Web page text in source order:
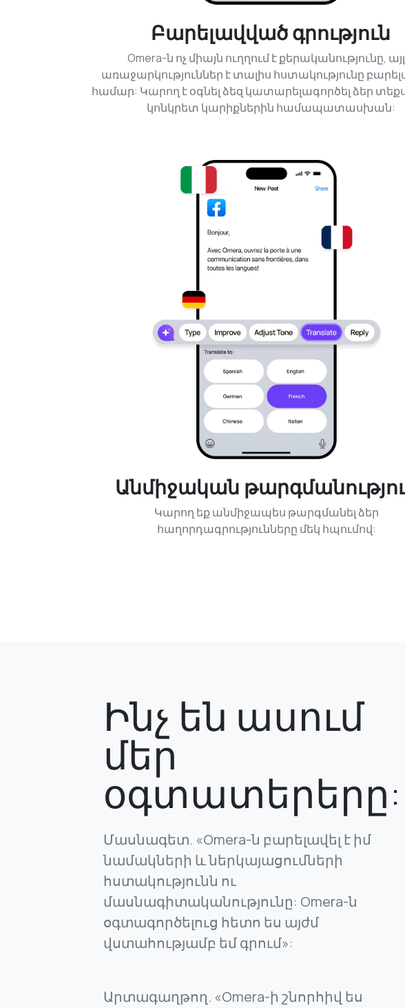
Բարելավված գրություն
Omera-ն ոչ միայն ուղղում է քերականությունը,
առաջարկություններ է տալիս հստակությունը
համար: Կարող է օգնել ձեզ կատարելագործել ձեր
կոնկրետ կարիքներին համապատասխան:
Անմիջական
Կարող եք անմիջապես թարգմանել ձեր
հաղորդագրությունները մեկ հպումով:
Ինչ են ասում
մեր
օգտատերերը:
Մասնագետ. «Omera-ն բարելավել է իմ
նամակների և ներկայացումների
հստակությունն ու
մասնագիտականությունը: Omera-ն
օգտագործելուց հետո ես այժմ
վստահությամբ եմ գրում»:
Արտագաղթող. «Omera-ի շնորհիվ ես